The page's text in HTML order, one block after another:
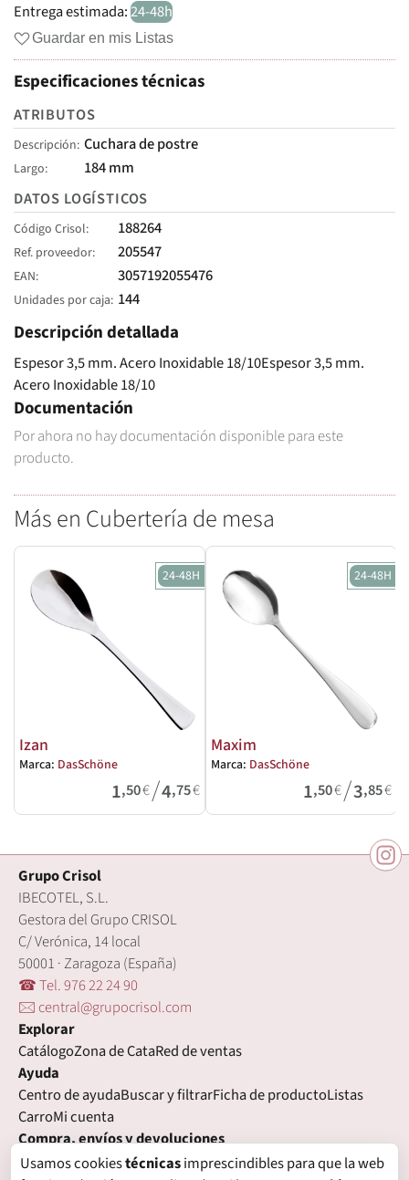
Entrega estimada:24-48h
Guardar en mis Listas
Especificaciones técnicas
ATRIBUTOS
Descripción Cuchara de postre
Largo
184 mm
DATOS LOGÍSTICOS
Código Crisol 188264
Ref. proveedor 205547
EAN 3057192055476
Unidades por caja 144
Descripción detallada
Espesor 3,5 mm. Acero Inoxidable 18/10Espesor 3,5 mm.
Acero Inoxidable 18/10
Documentación
Por ahora no hay documentación disponible para este
producto.
Más en Cubertería de mesa
24-48H
Izan
Marca: DasSchöne
1,50€/4,75€
24-48H
Maxim
Marca: DasSchöne
1,50€/3,85€
Grupo Crisol
IBECOTEL, S.L.
Gestora del Grupo CRISOL
C/ Verónica, 14 local
50001 · Zaragoza (España)
☎ Tel. 976 22 24 90
🖂 central@grupocrisol.com
Explorar
CatálogoZona de CataRed de ventas
Ayuda
Centro de ayudaBuscar y filtrarFicha de productoListas
CarroMi cuenta
Compra, envíos y devoluciones
Condiciones de compraFormas de pagoGastos de envío
Usamos cookiestécnicasimprescindibles para que la web